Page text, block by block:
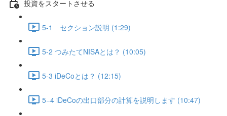
投資をスタートさせる
5-1 セクション説明 (1:29)
5-2 つみたてNISAとは？ (10:05)
5-3 iDeCoとは？ (12:15)
5−4 iDeCoの出口部分の計算を説明します (10:47)